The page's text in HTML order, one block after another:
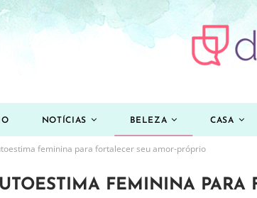
NOTÍCIAS BELEZA CASA
feminina para fortalecer seu amor-próprio
FEMININA PARA